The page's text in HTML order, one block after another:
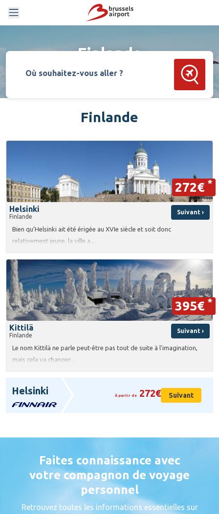
Finlande
Où souhaitez-vous aller ?
Finlande
272€ *
Helsinki
Finlande
Suivant ›
Bien qu’Helsinki ait été érigée au XVIe siècle et soit donc
relativement jeune, la ville a...
395€ *
Kittilä
Finlande
Suivant ›
Le nom Kittilä ne parle peut-être pas tout de suite à l'imagination,
mais cela va changer...
Helsinki À partir de 272€ Suivant
Faites connaissance avec
votre compagnon de voyage
personnel
Retrouvez toutes les informations essentielles sur